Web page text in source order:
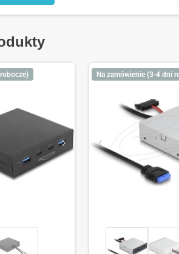
Na zamówienie (3-4 dni